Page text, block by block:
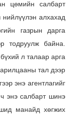
цөмийн салбарт
нийлүүлэн алхахад
газрын дарга
тодруулж байна.
л талаар арга
тал дээр
энэ агентлагийг
энэ салбарт шинэ
манайд хөгжих